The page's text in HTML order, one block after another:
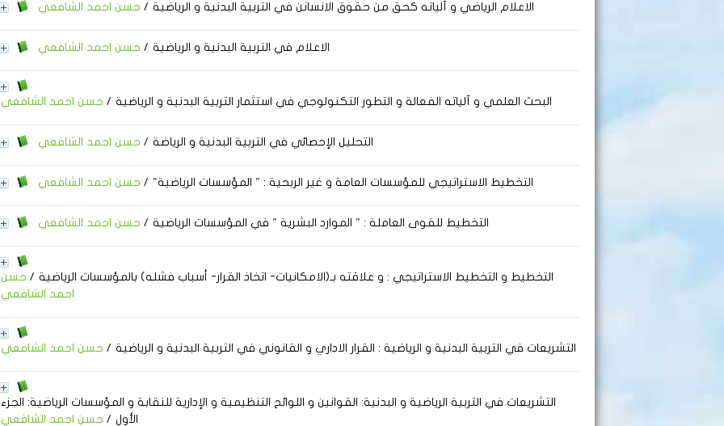
الاعلام الرياضي و آلياته كحق من حقوق الانسانن في التربية البدنية و الرياضية / حسن احمد الشافعي
الاعلام في التربية البدنية و الرياضية / حسن احمد الشافعي
البحث العلمي و آلياته الفعالة و التطور التكنولوجي في استثمار التربية البدنية و الرياضية / حسن احمد الشافعي
التحليل الإحصائي في التربية البدنية و الرياضة / حسن احمد الشافعي
التخطيط الاستراتيجي للمؤسسات العامة و غير الربحية : " المؤسسات الرياضية" / حسن احمد الشافعي
التخطيط للقوى العاملة : " الموارد البشرية " في المؤسسات الرياضية / حسن احمد الشافعي
التخطيط و التخطيط الاستراتيجي : و علاقته بـ(الامكانيات- اتخاذ القرار- أسباب فشله) بالمؤسسات الرياضية / حسن
احمد الشافعي
التشريعات في التربية البدنية و الرياضية : القرار الاداري و القانوني في التربية البدنية و الرياضية / حسن احمد الشافعي
التشريعات في التربية الرياضية و البدنية: القوانين و اللوائح التنظيمية و الإدارية للنقابة و المؤسسات الرياضية: الجزء
الأول / حسن احمد الشافعي